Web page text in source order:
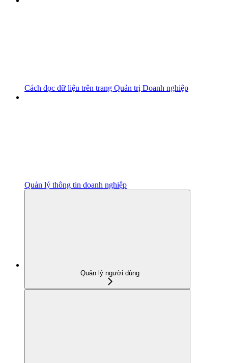
Cách đọc dữ liệu trên trang Quản trị Doanh nghiệp
Quản lý thông tin doanh nghiệp
Quản lý người dùng